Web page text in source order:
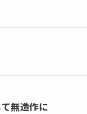
無造作に